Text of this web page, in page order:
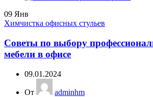
09 Янв
Химчистка офисных стульев
Советы по выбору
мебели в офисе
09.01.2024
От
adminhm